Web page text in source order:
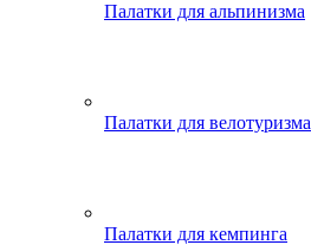
Палатки для альпинизма
Палатки для велотуризма
Палатки для кемпинга